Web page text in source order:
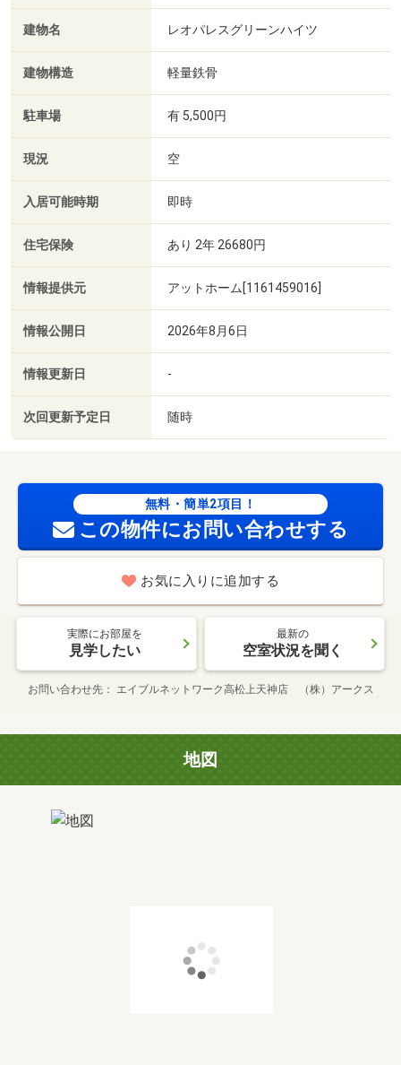
建物名 レオパレスグリーンハイツ
建物構造 軽量鉄骨
駐車場 有 5,500円
現況 空
入居可能時期 即時
住宅保険 あり 2年 26680円
情報提供元 アットホーム[1161459016]
情報公開日 2026年8月6日
情報更新日 -
次回更新予定日 随時
無料・簡単2項目！
この物件にお問い合わせする
お気に入りに追加する
実際にお部屋を
見学したい
最新の
空室状況を聞く
お問い合わせ先 エイブルネットワーク高松上天神店 （株）アークス
地図